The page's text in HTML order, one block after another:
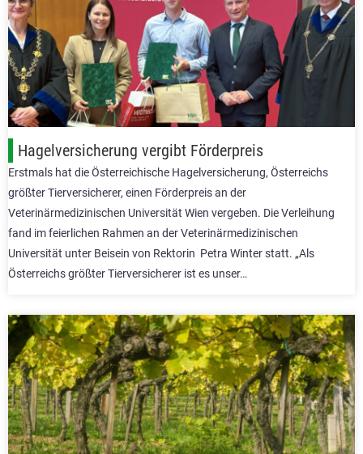
Hagelversicherung vergibt Förderpreis
Erstmals hat die Österreichische Hagelversicherung, Österreichs
größter Tierversicherer, einen Förderpreis an der
Veterinärmedizinischen Universität Wien vergeben. Die Verleihung
fand im feierlichen Rahmen an der Veterinärmedizinischen
Universität unter Beisein von Rektorin Petra Winter statt. „Als
Österreichs größter Tierversicherer ist es unser…